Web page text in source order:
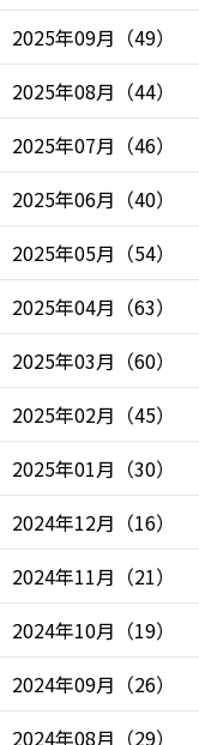
2025年09月 （49）
2025年08月 （44）
2025年07月 （46）
2025年06月 （40）
2025年05月 （54）
2025年04月 （63）
2025年03月 （60）
2025年02月 （45）
2025年01月 （30）
2024年12月 （16）
2024年11月 （21）
2024年10月 （19）
2024年09月 （26）
2024年08月 （29）